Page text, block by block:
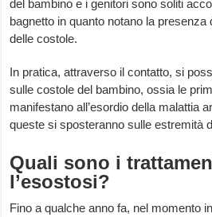
del bambino e i genitori sono soliti
bagnetto in quanto notano la
delle costole.
In pratica, attraverso il contatto, si
sulle costole del bambino, ossia le
manifestano all’esordio della malattia
queste si sposteranno sulle estremità
Quali sono i
l’esostosi?
Fino a qualche anno fa, nel momento